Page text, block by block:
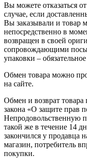
Вы можете отказаться
случае, если
Вы заказывали и товар
непосредственно в
возвращен в своей
сопровождающими
упаковки –
Обмен товара можно
на сайте.
Обмен и возврат товара
закона «О защите прав
Непродовольственную
такой же в течение 14
закончился у продавца
магазин, потребитель
покупки.